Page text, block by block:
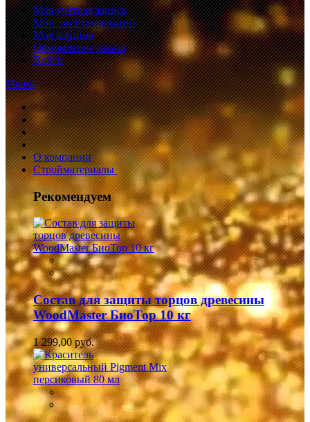
Моя учётная запись
Мой лист пожеланий
Моя корзина
Оформление заказа
Войти
Меню
О компании
Стройматериалы
Рекомендуем
Состав для защиты торцов древесины
WoodMaster БиоТор 10 кг
1 299,00 руб.